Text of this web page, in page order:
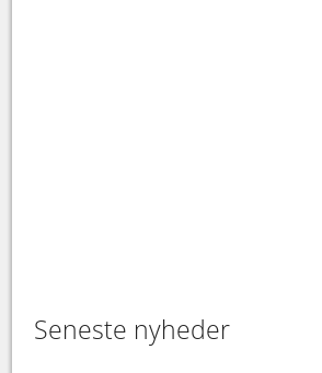
Seneste nyheder